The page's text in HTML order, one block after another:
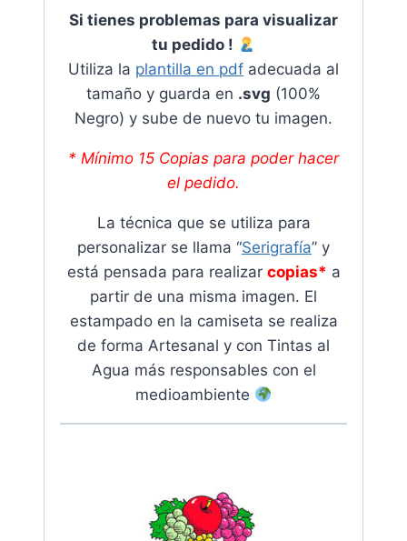
Si tienes problemas para visualizar
tu pedido !
Utiliza la plantilla en pdf adecuada al
tamaño y guarda en .svg (100%
Negro) y sube de nuevo tu imagen.
* Mínimo 15 Copias para poder hacer
el pedido.
La técnica que se utiliza para
personalizar se llama “Serigrafía” y
está pensada para realizar copias* a
partir de una misma imagen. El
estampado en la camiseta se realiza
de forma Artesanal y con Tintas al
Agua más responsables con el
medioambiente